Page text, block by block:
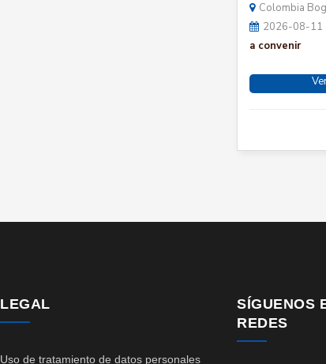
Colombia
2026-08-11
a convenir
LEGAL
Uso de tratamiento de datos personales
SÍGUENOS
REDES